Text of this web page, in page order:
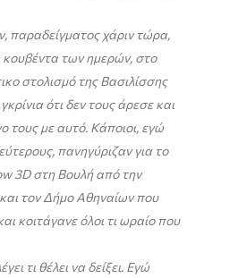
παραδείγματος χάριν τώρα,
των ημερών, στο
στολισμό της Βασιλίσσης
ότι δεν τους άρεσε και
τους με αυτό. Κάποιοι, εγώ
πανηγύριζαν για το
3Dστη Βουλή από την
τον Δήμο Αθηναίων που
κοιτάγανε όλοι τι ωραίο που
τι θέλει να δείξει. Εγώ